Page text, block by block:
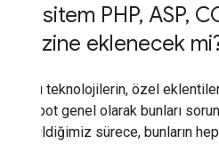
Web sitem PHP, ASP,
de dizine eklenecek
Evet. Bu teknolojilerin, özel
Googlebot genel olarak bunları
tarayabildiğimiz sürece, bunların